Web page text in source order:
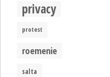
privacy
protest
roemenie
salta